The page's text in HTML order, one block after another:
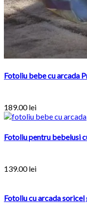
Fotoliu bebe cu arcada
189.00lei
Fotoliu pentru bebelusi
139.00lei
Fotoliu cu arcada